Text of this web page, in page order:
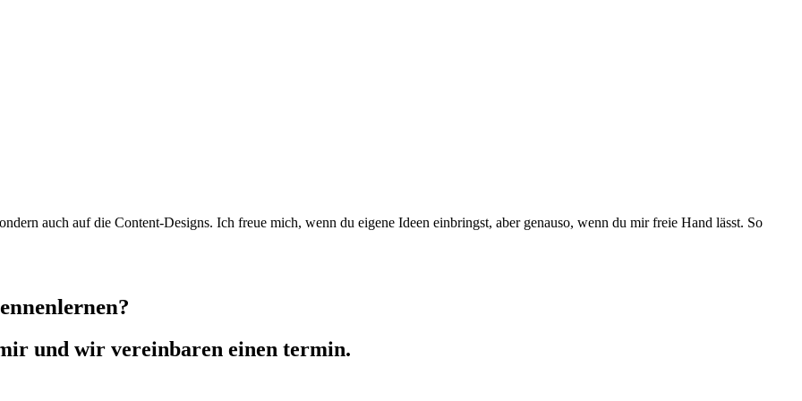
auch auf die Content-Designs. Ich freue mich, wenn du eigene Ideen einbringst, aber genauso, wenn du mir freie Hand lässt. So
und wir vereinbaren einen termin.